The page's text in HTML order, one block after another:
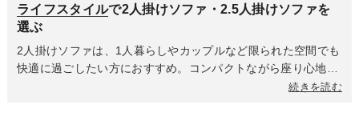
感のある空間が完成します。
ライフスタイルで2人掛けソファ・2.5人掛けソファを
選ぶ
2人掛けソファは、1人暮らしやカップルなど限られた空間でも
快適に過ごしたい方におすすめ。コンパクトながら座り心地が
良く、くつろぎの時間をしっかり確保できます。来客が多い方
続きを読む